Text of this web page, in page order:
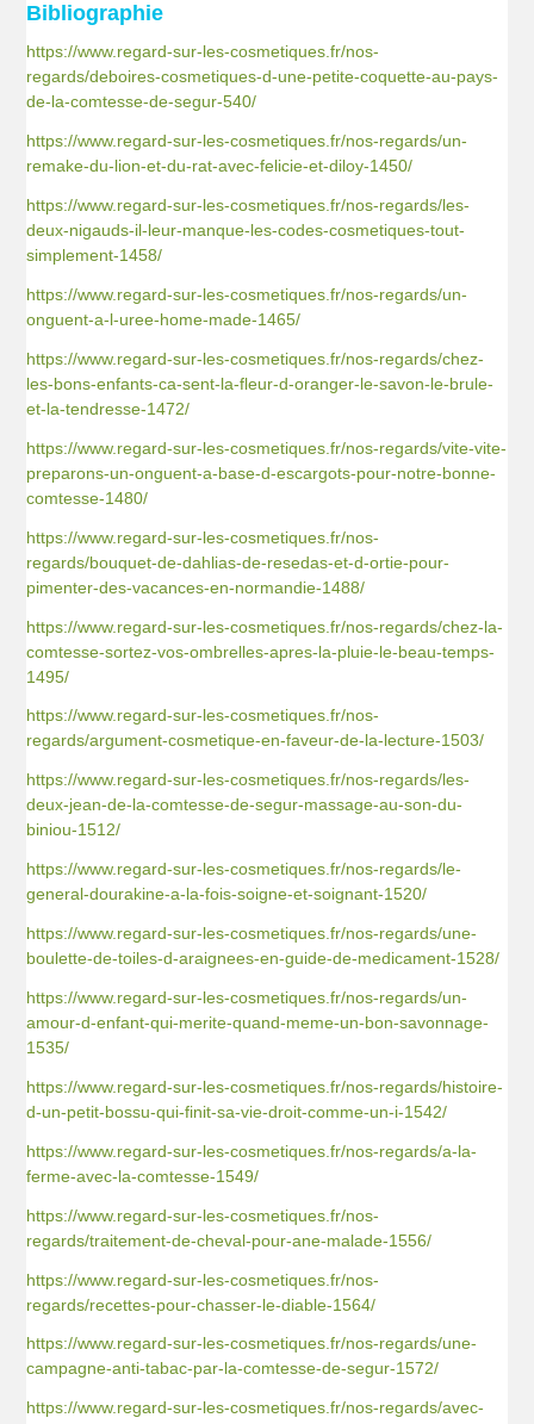
Bibliographie
https://www.regard-sur-les-cosmetiques.fr/nos-
regards/deboires-cosmetiques-d-une-petite-coquette-au-pays-
de-la-comtesse-de-segur-540/
https://www.regard-sur-les-cosmetiques.fr/nos-regards/un-
remake-du-lion-et-du-rat-avec-felicie-et-diloy-1450/
https://www.regard-sur-les-cosmetiques.fr/nos-regards/les-
deux-nigauds-il-leur-manque-les-codes-cosmetiques-tout-
simplement-1458/
https://www.regard-sur-les-cosmetiques.fr/nos-regards/un-
onguent-a-l-uree-home-made-1465/
https://www.regard-sur-les-cosmetiques.fr/nos-regards/chez-
les-bons-enfants-ca-sent-la-fleur-d-oranger-le-savon-le-brule-
et-la-tendresse-1472/
https://www.regard-sur-les-cosmetiques.fr/nos-regards/vite-vite-
preparons-un-onguent-a-base-d-escargots-pour-notre-bonne-
comtesse-1480/
https://www.regard-sur-les-cosmetiques.fr/nos-
regards/bouquet-de-dahlias-de-resedas-et-d-ortie-pour-
pimenter-des-vacances-en-normandie-1488/
https://www.regard-sur-les-cosmetiques.fr/nos-regards/chez-la-
comtesse-sortez-vos-ombrelles-apres-la-pluie-le-beau-temps-
1495/
https://www.regard-sur-les-cosmetiques.fr/nos-
regards/argument-cosmetique-en-faveur-de-la-lecture-1503/
https://www.regard-sur-les-cosmetiques.fr/nos-regards/les-
deux-jean-de-la-comtesse-de-segur-massage-au-son-du-
biniou-1512/
https://www.regard-sur-les-cosmetiques.fr/nos-regards/le-
general-dourakine-a-la-fois-soigne-et-soignant-1520/
https://www.regard-sur-les-cosmetiques.fr/nos-regards/une-
boulette-de-toiles-d-araignees-en-guide-de-medicament-1528/
https://www.regard-sur-les-cosmetiques.fr/nos-regards/un-
amour-d-enfant-qui-merite-quand-meme-un-bon-savonnage-
1535/
https://www.regard-sur-les-cosmetiques.fr/nos-regards/histoire-
d-un-petit-bossu-qui-finit-sa-vie-droit-comme-un-i-1542/
https://www.regard-sur-les-cosmetiques.fr/nos-regards/a-la-
ferme-avec-la-comtesse-1549/
https://www.regard-sur-les-cosmetiques.fr/nos-
regards/traitement-de-cheval-pour-ane-malade-1556/
https://www.regard-sur-les-cosmetiques.fr/nos-
regards/recettes-pour-chasser-le-diable-1564/
https://www.regard-sur-les-cosmetiques.fr/nos-regards/une-
campagne-anti-tabac-par-la-comtesse-de-segur-1572/
https://www.regard-sur-les-cosmetiques.fr/nos-regards/avec-